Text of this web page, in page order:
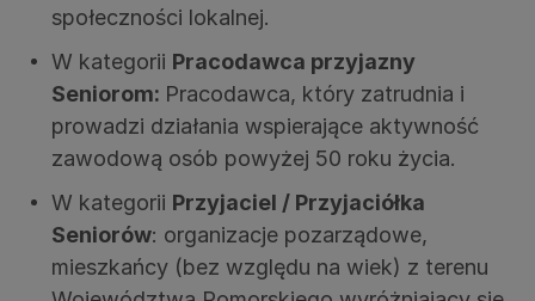
społeczności lokalnej.
W kategorii Pracodawca przyjazny
Seniorom: Pracodawca, który zatrudnia i
prowadzi działania wspierające aktywność
zawodową osób powyżej 50 roku życia.
W kategorii Przyjaciel / Przyjaciółka
Seniorów: organizacje pozarządowe,
mieszkańcy (bez względu na wiek) z terenu